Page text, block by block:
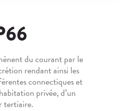
du courant par le
rendant ainsi les
connectiques et
privée, d’un
tertiaire.